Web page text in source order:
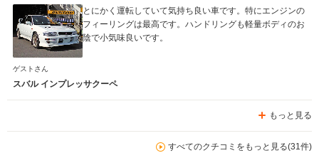
とにかく運転していて気持ち良い車です。特にエンジンの
フィーリングは最高です。ハンドリングも軽量ボディのお
陰で小気味良いです。
ゲストさん
スバル インプレッサクーペ
もっと見る
すべてのクチコミをもっと見る(31件)